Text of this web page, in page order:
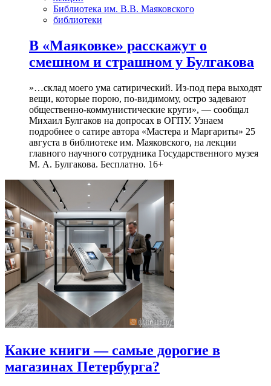
Библиотека им. В.В. Маяковского
библиотеки
В «Маяковке» расскажут о
смешном и страшном у Булгакова
»…склад моего ума сатирический. Из-под пера выходят
вещи, которые порою, по-видимому, остро задевают
общественно-коммунистические круги», — сообщал
Михаил Булгаков на допросах в ОГПУ. Узнаем
подробнее о сатире автора «Мастера и Маргариты» 25
августа в библиотеке им. Маяковского, на лекции
главного научного сотрудника Государственного музея
М. А. Булгакова. Бесплатно. 16+
Какие книги — самые дорогие в
магазинах Петербурга?